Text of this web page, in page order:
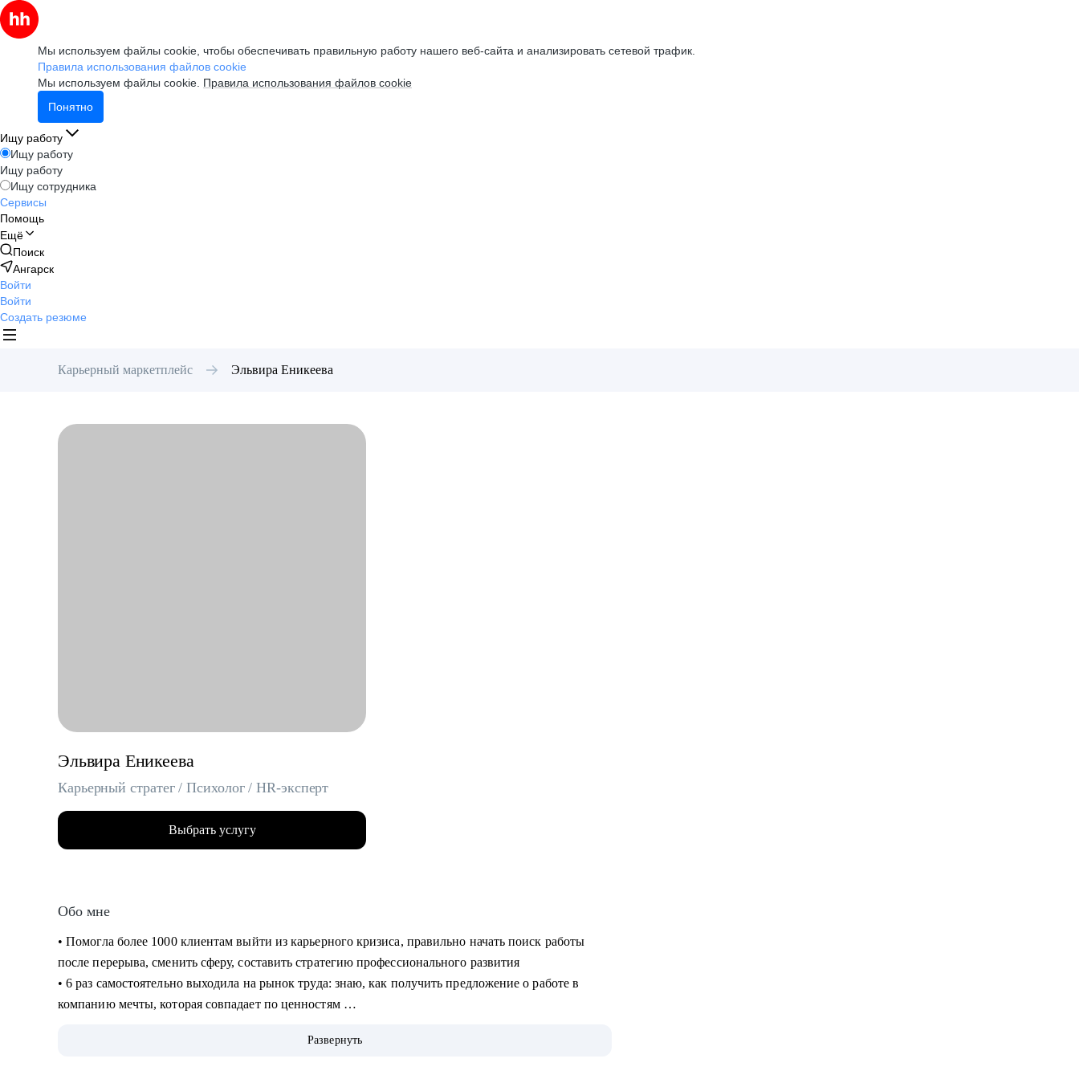
Мы используем файлы cookie, чтобы обеспечивать правильную работу нашего веб-сайта и анализировать сетевой трафик.
Правила использования файлов cookie
Мы используем файлы cookie. Правила использования файлов cookie
Понятно
Ищу работу
Ищу работу
Ищу работу
Ищу сотрудника
Сервисы
Помощь
Ещё
Поиск
Ангарск
Войти
Войти
Создать резюме
Карьерный маркетплейс Эльвира Еникеева
Эльвира Еникеева
Карьерный стратег / Психолог / HR-эксперт
Выбрать услугу
Обо мне
‌‌‌‌‌• Помогла более 1000 клиентам выйти из карьерного кризиса, правильно начать поиск работы
после перерыва, сменить сферу, составить стратегию профессионального развития
‌‌• 6 раз самостоятельно выходила на рынок труда: знаю, как получить предложение о работе в
компанию мечты, которая совпадает по ценностям
Развернуть